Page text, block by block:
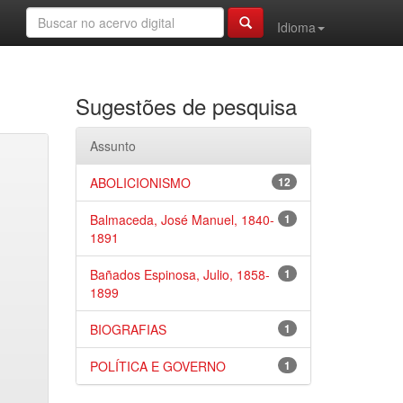
Idioma
Sugestões de pesquisa
Assunto
12
ABOLICIONISMO
1
Balmaceda, José Manuel, 1840-
1891
1
Bañados Espinosa, Julio, 1858-
1899
1
BIOGRAFIAS
1
POLÍTICA E GOVERNO